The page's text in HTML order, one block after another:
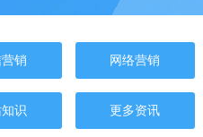
销 网络营销
识 更多资讯